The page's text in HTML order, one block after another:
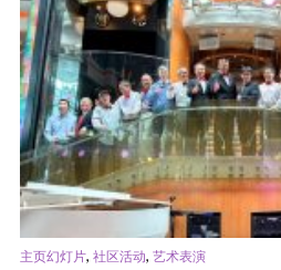
主页幻灯片, 社区活动, 艺术表演